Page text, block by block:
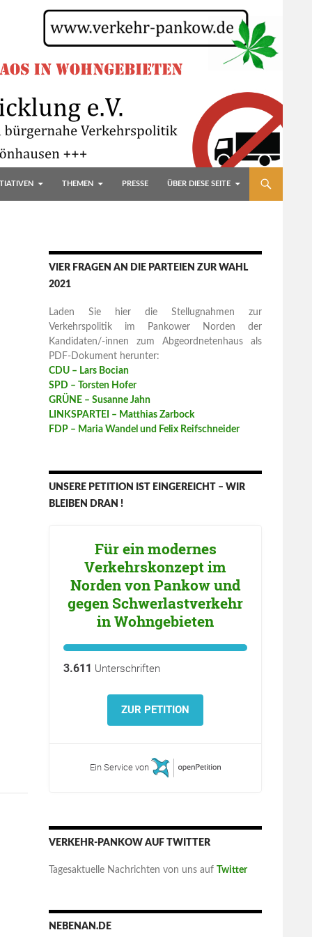
THEMEN PRESSE ÜBER DIESE SEITE
in der Politik, und unsere Stellungnahme zum
VIER FRAGEN AN DIE PARTEIEN ZUR WAHL
2021
Laden Sie hier die Stellugnahmen zur
Verkehrspolitik im Pankower Norden der
Kandidaten/-innen zum Abgeordnetenhaus als
PDF-Dokument herunter:
CDU – Lars Bocian
SPD – Torsten Hofer
GRÜNE – Susanne Jahn
LINKSPARTEI – Matthias Zarbock
FDP – Maria Wandel und Felix Reifschneider
UNSERE PETITION IST EINGEREICHT – WIR
BLEIBEN DRAN !
Für ein modernes
Verkehrskonzept im
Norden von Pankow und
gegen Schwerlastverkehr
in Wohngebieten
3.611 Unterschriften
ZUR PETITION
Ein Service von
VERKEHR-PANKOW AUF TWITTER
Tagesaktuelle Nachrichten von uns auf Twitter
NEBENAN.DE